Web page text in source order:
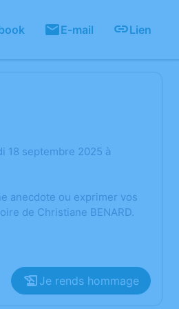
E-mail Lien
18 septembre 2025 à
anecdote ou exprimer vos
de Christiane BENARD.
Je rends hommage